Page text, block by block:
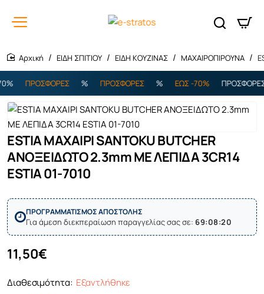
ΕΙΔΗ ΣΠΙΤΙΟΥ ΕΙΔΗ ΚΟΥΖΙΝΑΣ ΜΑΧΑΙΡΟΠΙΡΟΥΝΑ
ΠΡΟΣΦΟΡΕΣ ΠΡΟΣΦΟΡΕΣ ΕΩΣ -70% ΠΡΟΣΦΟΡΕΣ
Εξαντλήθηκε
ESTIA ΜΑΧΑΙΡΙ SANTOKU BUTCHER
ΑΝΟΞΕΙΔΩΤΟ 2.3mm ΜΕ ΛΕΠΙΔΑ 3CR14
ESTIA 01-7010
ΠΡΟΓΡΑΜΜΑΤΙΣΜΟΣ ΑΠΟΣΤΟΛΗΣ
Για άμεση διεκπεραίωση παραγγελίας σας σε: 69:08:20
Διαθεσιμότητα: Εξαντλήθηκε
11,50€